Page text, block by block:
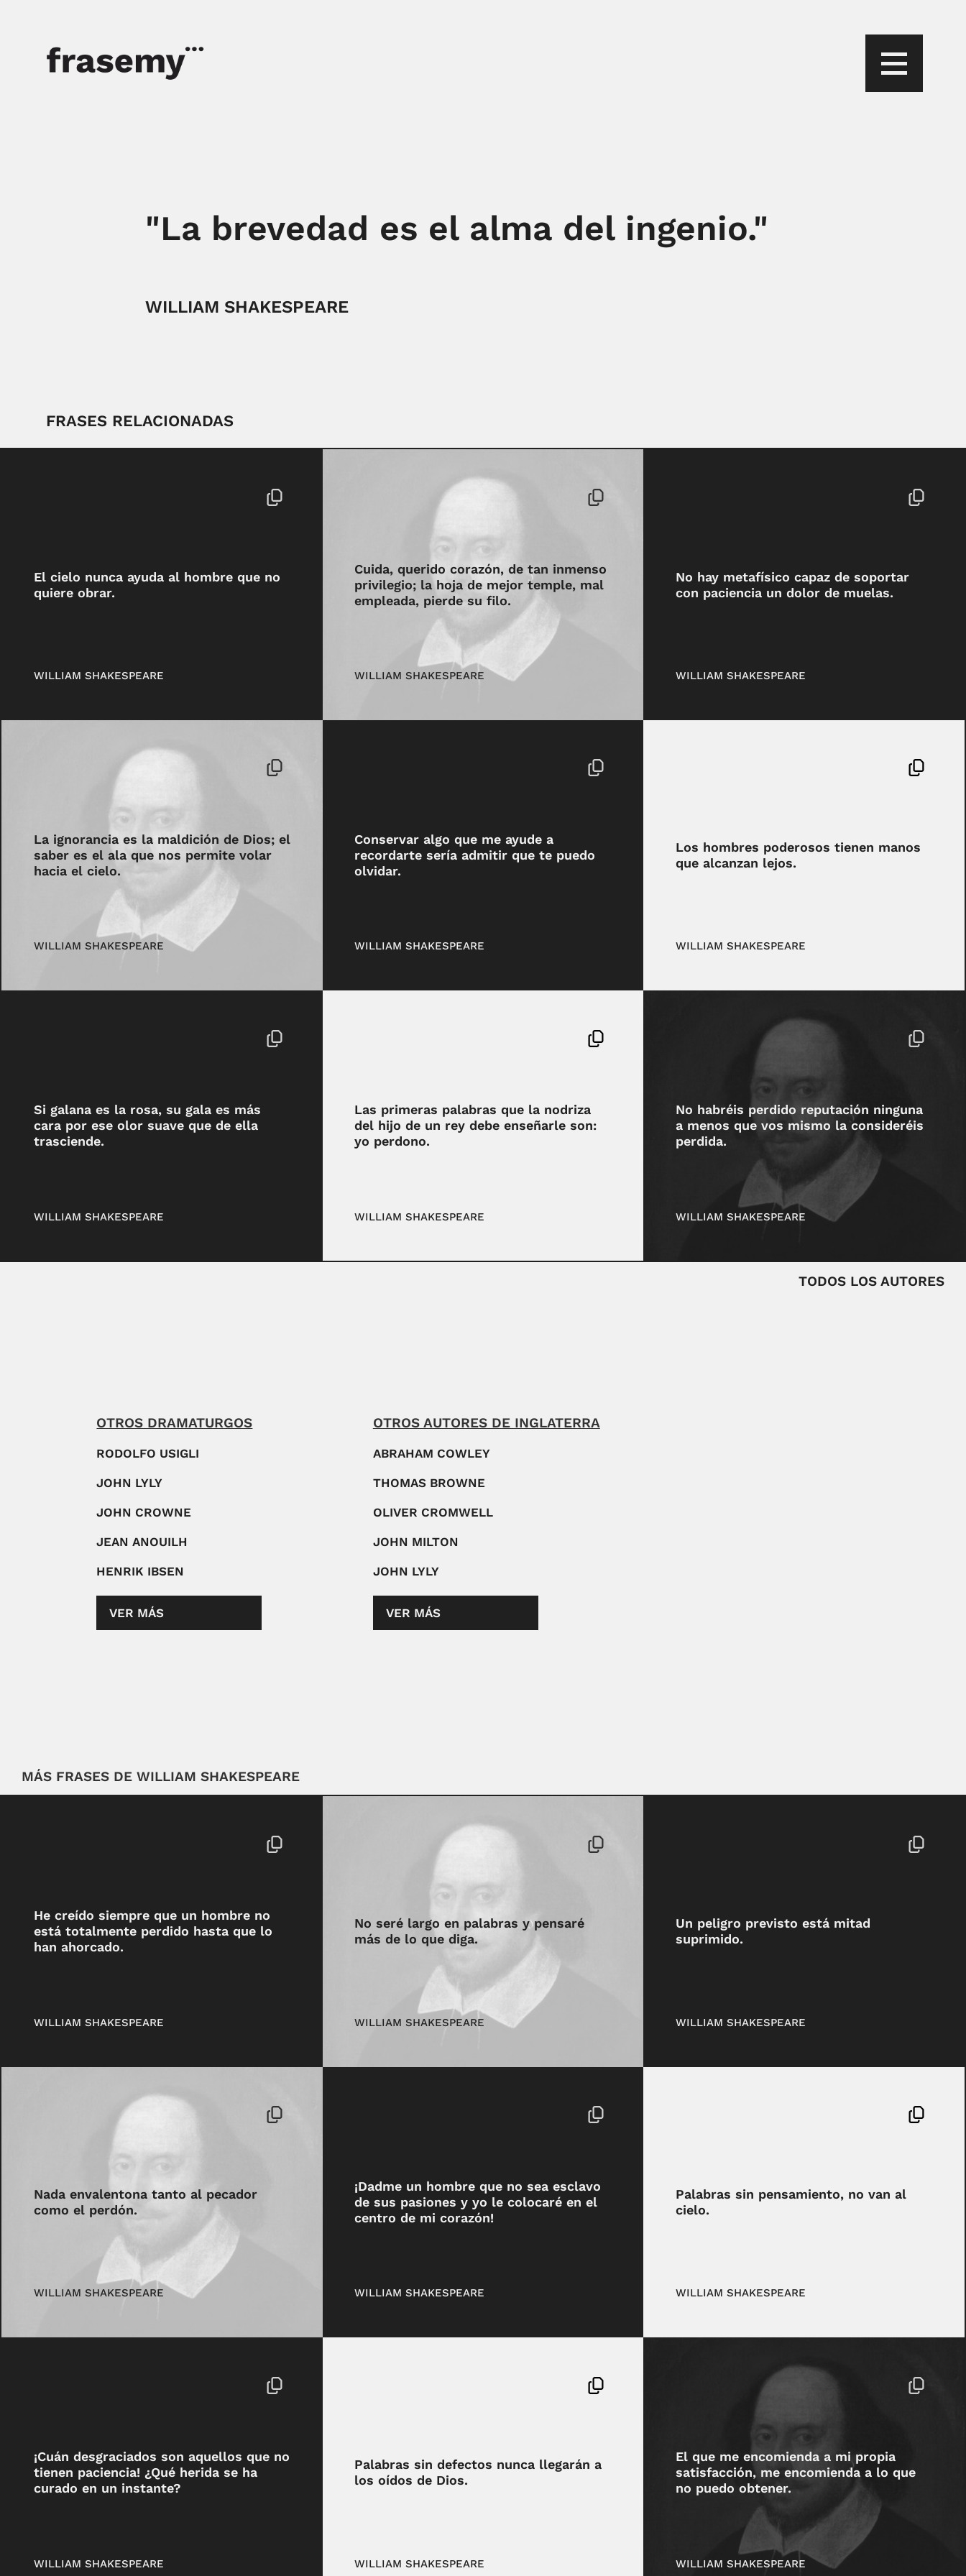
"La brevedad es el alma del ingenio."
WILLIAM SHAKESPEARE
FRASES RELACIONADAS
El cielo nunca ayuda al hombre que no
quiere obrar.
WILLIAM SHAKESPEARE
Cuida, querido corazón, de tan inmenso
privilegio; la hoja de mejor temple, mal
empleada, pierde su filo.
WILLIAM SHAKESPEARE
No hay metafísico capaz de soportar
con paciencia un dolor de muelas.
WILLIAM SHAKESPEARE
La ignorancia es la maldición de Dios; el
saber es el ala que nos permite volar
hacia el cielo.
WILLIAM SHAKESPEARE
Conservar algo que me ayude a
recordarte sería admitir que te puedo
olvidar.
WILLIAM SHAKESPEARE
Los hombres poderosos tienen manos
que alcanzan lejos.
WILLIAM SHAKESPEARE
Si galana es la rosa, su gala es más
cara por ese olor suave que de ella
trasciende.
WILLIAM SHAKESPEARE
Las primeras palabras que la nodriza
del hijo de un rey debe enseñarle son:
yo perdono.
WILLIAM SHAKESPEARE
No habréis perdido reputación ninguna
a menos que vos mismo la consideréis
perdida.
WILLIAM SHAKESPEARE
TODOS LOS AUTORES
OTROS DRAMATURGOS
RODOLFO USIGLI
JOHN LYLY
JOHN CROWNE
JEAN ANOUILH
HENRIK IBSEN
VER MÁS
OTROS AUTORES DE INGLATERRA
ABRAHAM COWLEY
THOMAS BROWNE
OLIVER CROMWELL
JOHN MILTON
JOHN LYLY
VER MÁS
MÁS FRASES DE WILLIAM SHAKESPEARE
He creído siempre que un hombre no
está totalmente perdido hasta que lo
han ahorcado.
WILLIAM SHAKESPEARE
No seré largo en palabras y pensaré
más de lo que diga.
WILLIAM SHAKESPEARE
Un peligro previsto está mitad
suprimido.
WILLIAM SHAKESPEARE
Nada envalentona tanto al pecador
como el perdón.
WILLIAM SHAKESPEARE
¡Dadme un hombre que no sea esclavo
de sus pasiones y yo le colocaré en el
centro de mi corazón!
WILLIAM SHAKESPEARE
Palabras sin pensamiento, no van al
cielo.
WILLIAM SHAKESPEARE
¡Cuán desgraciados son aquellos que no
tienen paciencia! ¿Qué herida se ha
curado en un instante?
WILLIAM SHAKESPEARE
Palabras sin defectos nunca llegarán a
los oídos de Dios.
WILLIAM SHAKESPEARE
El que me encomienda a mi propia
satisfacción, me encomienda a lo que
no puedo obtener.
WILLIAM SHAKESPEARE